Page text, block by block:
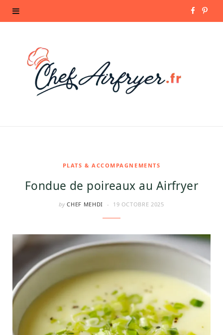
P
PLATS & ACCOMPAGNEMENTS
Fondue de poireaux au Airfryer
by CHEF MEHDI 19 OCTOBRE 2025